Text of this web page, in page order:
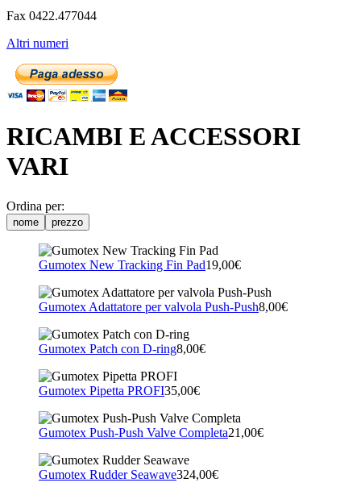
Fax 0422.477044
Altri numeri
RICAMBI E ACCESSORI
VARI
Ordina per:
nome prezzo
Gumotex New Tracking Fin Pad19,00€
Gumotex Adattatore per valvola Push-Push8,00€
Gumotex Patch con D-ring8,00€
Gumotex Pipetta PROFI35,00€
Gumotex Push-Push Valve Completa21,00€
Gumotex Rudder Seawave324,00€